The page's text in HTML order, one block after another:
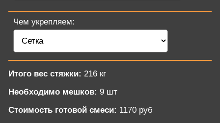
Чем укрепляем:
Итого вес стяжки: 216 кг
Необходимо мешков: 9 шт
Стоимость готовой смеси: 1170 руб